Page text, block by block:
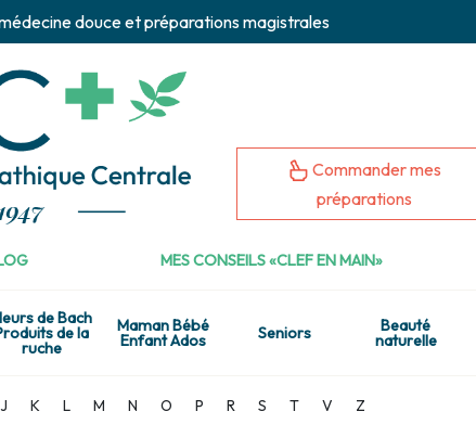
douce et préparations magistrales
Commander mes
préparations
MES CONSEILS «CLEF EN MAIN»
de Bach
de la
ruche
Maman Bébé
Enfant Ados Seniors Beauté
naturelle
J K L M N O P R S T V Z